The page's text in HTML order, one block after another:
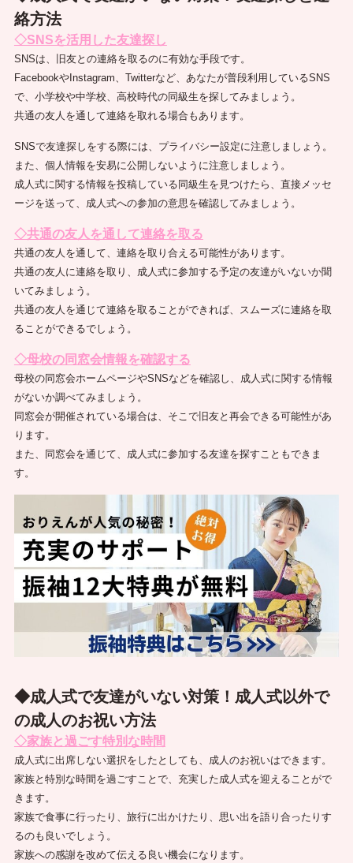
絡方法
◇SNSを活用した友達探し
SNSは、旧友との連絡を取るのに有効な手段です。
FacebookやInstagram、Twitterなど、あなたが普段利用しているSNS
で、小学校や中学校、高校時代の同級生を探してみましょう。
共通の友人を通して連絡を取れる場合もあります。
SNSで友達探しをする際には、プライバシー設定に注意しましょう。
また、個人情報を安易に公開しないように注意しましょう。
成人式に関する情報を投稿している同級生を見つけたら、直接メッセ
ージを送って、成人式への参加の意思を確認してみましょう。
◇共通の友人を通して連絡を取る
共通の友人を通して、連絡を取り合える可能性があります。
共通の友人に連絡を取り、成人式に参加する予定の友達がいないか聞
いてみましょう。
共通の友人を通じて連絡を取ることができれば、スムーズに連絡を取
ることができるでしょう。
◇母校の同窓会情報を確認する
母校の同窓会ホームページやSNSなどを確認し、成人式に関する情報
がないか調べてみましょう。
同窓会が開催されている場合は、そこで旧友と再会できる可能性があ
ります。
また、同窓会を通じて、成人式に参加する友達を探すこともできま
す。
◆成人式で友達がいない対策！成人式以外で
の成人のお祝い方法
◇家族と過ごす特別な時間
成人式に出席しない選択をしたとしても、成人のお祝いはできます。
家族と特別な時間を過ごすことで、充実した成人式を迎えることがで
きます。
家族で食事に行ったり、旅行に出かけたり、思い出を語り合ったりす
るのも良いでしょう。
家族への感謝を改めて伝える良い機会になります。